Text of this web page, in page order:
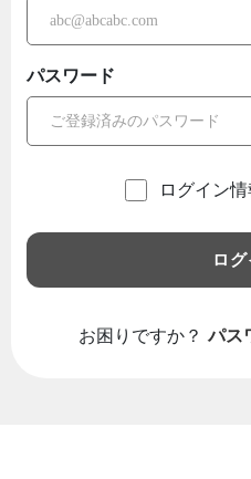
パスワード
ログイン
ロ
お困りですか？ パス